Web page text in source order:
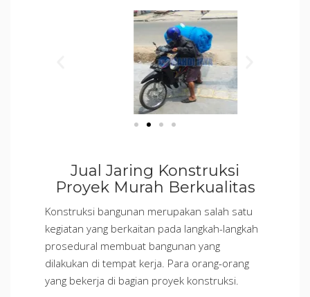
Jual Jaring Konstruksi
Proyek Murah Berkualitas
Konstruksi bangunan merupakan salah satu
kegiatan yang berkaitan pada langkah-langkah
prosedural membuat bangunan yang
dilakukan di tempat kerja. Para orang-orang
yang bekerja di bagian proyek konstruksi.